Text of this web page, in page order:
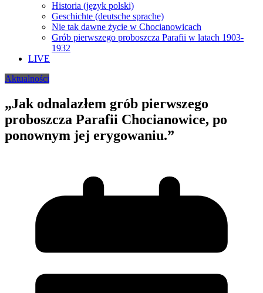
Historia (język polski)
Geschichte (deutsche sprache)
Nie tak dawne życie w Chocianowicach
Grób pierwszego proboszcza Parafii w latach 1903-
1932
LIVE
Aktualności
„Jak odnalazłem grób pierwszego
proboszcza Parafii Chocianowice, po
ponownym jej erygowaniu.”